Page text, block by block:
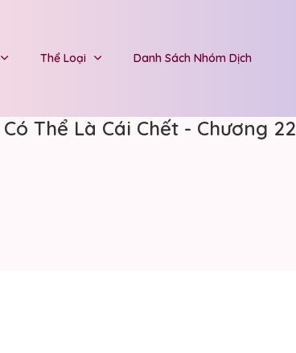
Thể Loại Danh Sách Nhóm Dịch
Thể Là Cái Chết - Chương 22